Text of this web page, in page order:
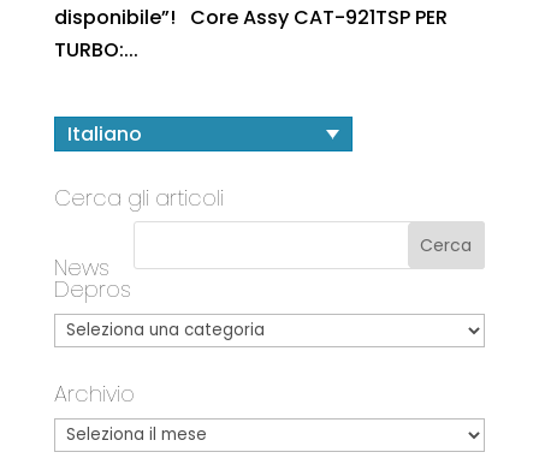
disponibile”! Core Assy CAT-921TSP PER
TURBO:...
Italiano
Cerca gli articoli
News
Depros
Archivio